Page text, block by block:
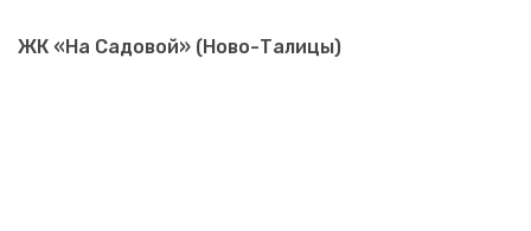
ЖК «На Садовой» (Ново-Талицы)